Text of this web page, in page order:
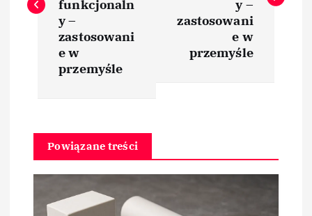
c
funkcjonaln
y –
zastosowani
e w
przemyśle
y –
zastosowani
e w
przemyśle
Powiązane treści